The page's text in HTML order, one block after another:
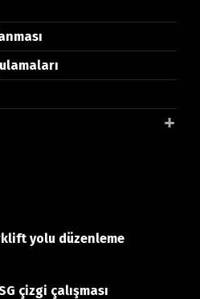
yolu düzenleme
çizgi çalışması